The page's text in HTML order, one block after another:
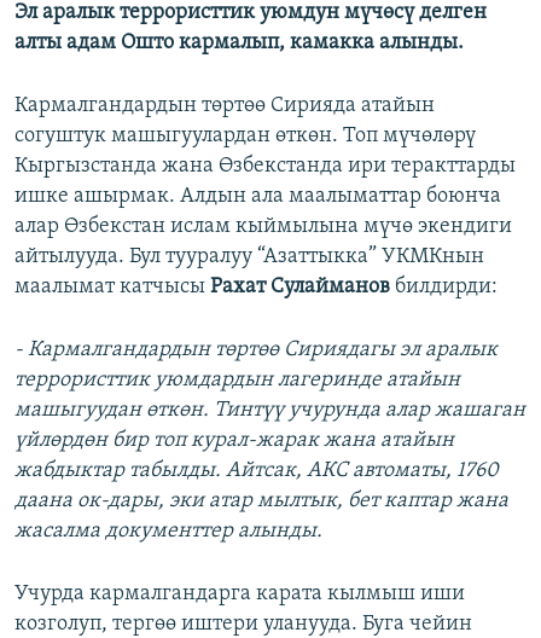
Эл аралык террористтик уюмдун мүчөсү делген
алты адам Ошто кармалып, камакка алынды.
Кармалгандардын төртөө Сирияда атайын
согуштук машыгуулардан өткөн. Топ мүчөлөрү
Кыргызстанда жана Өзбекстанда ири теракттарды
ишке ашырмак. Алдын ала маалыматтар боюнча
алар Өзбекстан ислам кыймылына мүчө экендиги
айтылууда. Бул тууралуу “Азаттыкка” УКМКнын
маалымат катчысы Рахат Сулайманов билдирди:
- Кармалгандардын төртөө Сириядагы эл аралык
террористтик уюмдардын лагеринде атайын
машыгуудан өткөн. Тинтүү учурунда алар жашаган
үйлөрдөн бир топ курал-жарак жана атайын
жабдыктар табылды. Айтсак, АКС автоматы, 1760
даана ок-дары, эки атар мылтык, бет каптар жана
жасалма документтер алынды.
Учурда кармалгандарга карата кылмыш иши
козголуп, тергөө иштери уланууда. Буга чейин